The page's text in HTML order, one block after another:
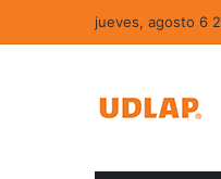
jueves, agosto 6